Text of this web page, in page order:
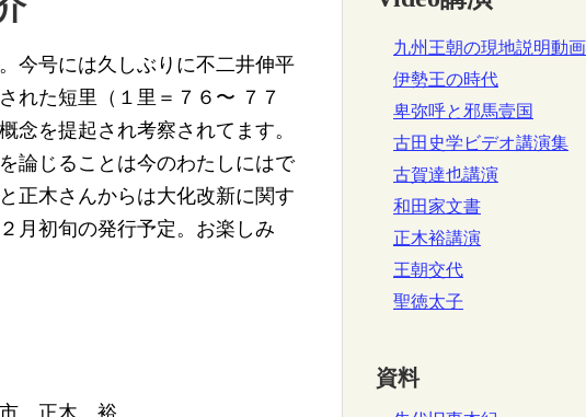
今号には久しぶりに不二井伸平
れた短里（１里＝７６〜 ７７
念を提起され考察されてます。
論じることは今のわたしにはで
正木さんからは大化改新に関す
月初旬の発行予定。お楽しみ
九州王朝の現地説明動
伊勢王の時代
卑弥呼と邪馬壹国
古田史学ビデオ講演集
古賀達也講演
和田家文書
正木裕講演
王朝交代
聖徳太子
資料